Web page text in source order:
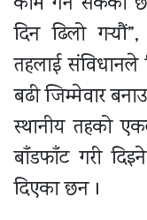
दिन ढिलो
तहलाई संविधानले
बढी जिम्मेवार
स्थानीय तहको
बाँडफाँट गरी
दिएका छन ।